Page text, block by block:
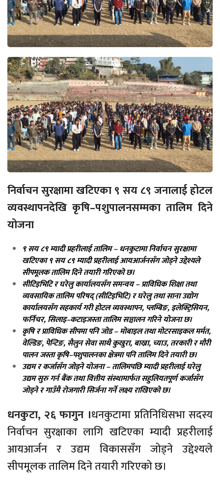
निर्वाचन सुरक्षामा खटिएका ९ सय ८९ जनालाई होटल
व्यवस्थापनदेखि कृषि–पशुपालनसम्मका तालिम दिने
योजना
९ सय ८९ म्यादी प्रहरीलाई तालिम – धनकुटामा निर्वाचन सुरक्षामा
खटिएका ९ सय ८९ म्यादी प्रहरीलाई आयआर्जनसँग जोड्ने उद्देश्यले
सीपमूलक तालिम दिने तयारी गरिएको छ।
सीटिइभिटि र घरेलु कार्यालयसँग समन्वय – प्राविधिक शिक्षा तथा
व्यवसायिक तालिम परिषद् (सीटिइभिटि) र घरेलु तथा साना उद्योग
कार्यालयसँग सहकार्य गरी होटल व्यवस्थापन, प्लम्बिङ, इलेक्ट्रिसियन,
फर्निचर, सिलाइ–कटाइजस्ता तालिम सञ्चालन गरिने योजना छ।
कृषि र प्राविधिक सीपमा पनि जोड – मोबाइल तथा मोटरसाइकल मर्मत,
वेल्डिङ, पेन्टिङ, सैलुन सेवा साथै कुखुरा, बाख्रा, च्याउ, तरकारी र मौरी
पालन जस्ता कृषि–पशुपालनका क्षेत्रमा पनि तालिम दिने तयारी छ।
उद्यम र कर्जासँग जोड्ने योजना – तालिमपछि म्यादी प्रहरीलाई घरेलु
उद्यम सुरु गर्न बैंक तथा वित्तीय संस्थामार्फत सहुलियतपूर्ण कर्जासँग
जोड्ने र गाउँमै रोजगारी सिर्जना गर्ने लक्ष्य राखिएको छ।
धनकुटा, २६ फागुन ।धनकुटामा प्रतिनिधिसभा सदस्य
निर्वाचन सुरक्षाका लागि खटिएका म्यादी प्रहरीलाई
आयआर्जन र उद्यम विकाससँग जोड्ने उद्देश्यले
सीपमूलक तालिम दिने तयारी गरिएको छ।